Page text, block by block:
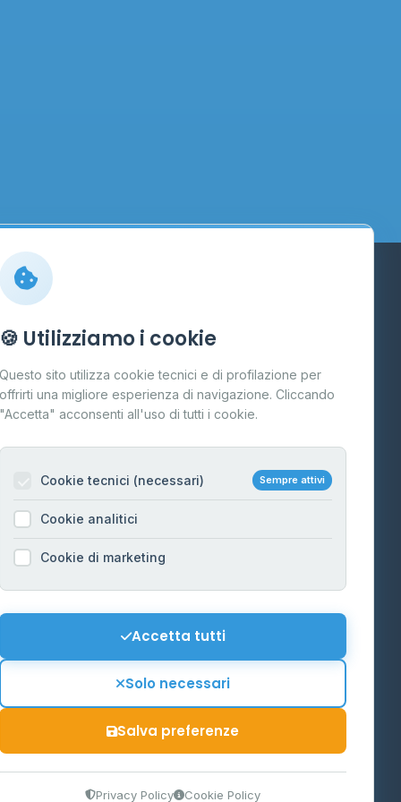
Alto
Contatti
Per gestori
Informazioni legali
Privacy Policy
Cookie Policy
Mappa del sito
Contattaci
🍪 Utilizziamo i cookie
Questo sito utilizza cookie tecnici e di profilazione per
offrirti una migliore esperienza di navigazione. Cliccando
"Accetta" acconsenti all'uso di tutti i cookie.
Cookie tecnici (necessari) Sempre attivi
Cookie analitici
Cookie di marketing
Accetta tutti
Solo necessari
Salva preferenze
Privacy Policy Cookie Policy